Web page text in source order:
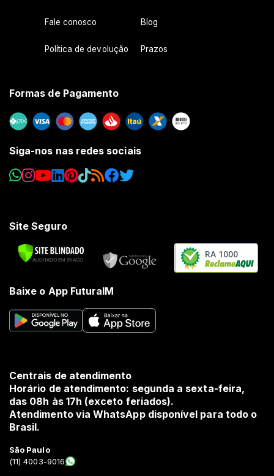
Fale conosco Blog
Política de devolução Prazos
Formas de Pagamento
Siga-nos nas redes sociais
Site Seguro
RA 1000
Baixe o App FuturaIM
Centrais de atendimento
Horário de atendimento: segunda a sexta-feira,
das 08h às 17h (exceto feriados).
Atendimento via WhatsApp disponível para todo o
Brasil.
São Paulo
(11) 4003-9016